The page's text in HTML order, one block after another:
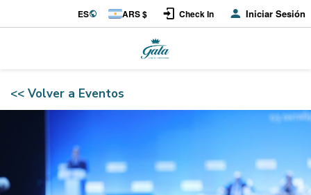
ES ARS $ Check In Iniciar Sesión
<< Volver a Eventos